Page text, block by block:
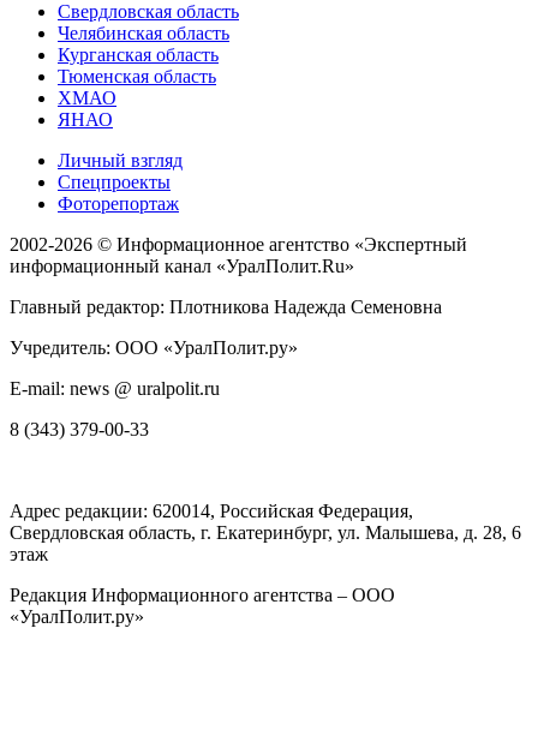
Свердловская область
Челябинская область
Курганская область
Тюменская область
ХМАО
ЯНАО
Личный взгляд
Спецпроекты
Фоторепортаж
2002-2026 © Информационное агентство «Экспертный
информационный канал «УралПолит.Ru»
Главный редактор: Плотникова Надежда Семеновна
Учредитель: ООО «УралПолит.ру»
E-mail: news @ uralpolit.ru
8 (343) 379-00-33
Адрес редакции: 620014, Российская Федерация,
Свердловская область, г. Екатеринбург, ул. Малышева, д. 28, 6
этаж
Редакция Информационного агентства – ООО
«УралПолит.ру»